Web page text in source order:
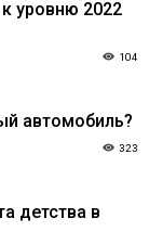
уровню 2022
104
автомобиль?
323
детства в